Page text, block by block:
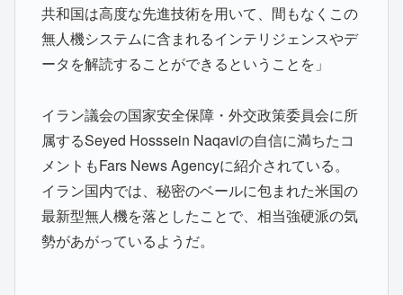
共和国は高度な先進技術を用いて、間もなくこの
無人機システムに含まれるインテリジェンスやデ
ータを解読することができるということを」
イラン議会の国家安全保障・外交政策委員会に所
属するSeyed Hosssein Naqaviの自信に満ちたコ
メントもFars News Agencyに紹介されている。
イラン国内では、秘密のベールに包まれた米国の
最新型無人機を落としたことで、相当強硬派の気
勢があがっているようだ。